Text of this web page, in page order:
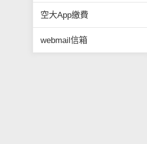
空大App繳費
webmail信箱